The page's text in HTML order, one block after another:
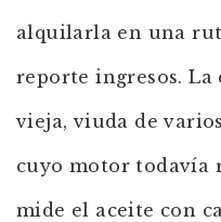
alquilarla en una
reporte ingresos.
vieja, viuda de
cuyo motor todavía
mide el aceite con